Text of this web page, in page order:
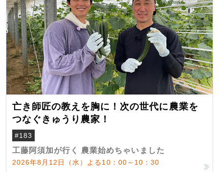
亡き師匠の教えを胸に！次の世代に農業を
つなぐきゅうり農家！
#183
工藤阿須加が行く 農業始めちゃいました
2026年8月12日（水）よる10：00～10：30